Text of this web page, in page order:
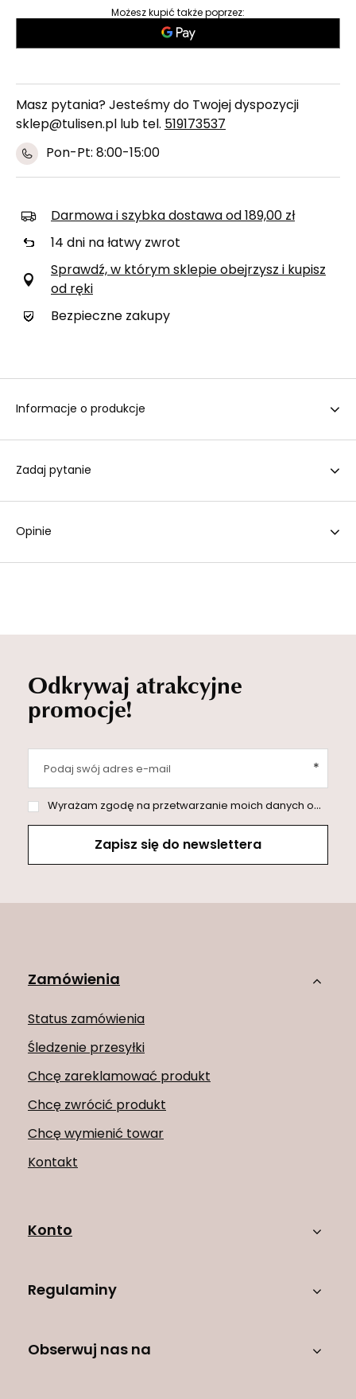
Możesz kupić także poprzez:
Masz pytania? Jesteśmy do Twojej dyspozycji
sklep@tulisen.pl lub tel. 519173537
Pon-Pt: 8:00-15:00
Darmowa i szybka dostawa od 189,00 zł
14 dni na łatwy zwrot
Sprawdź, w którym sklepie obejrzysz i kupisz
od ręki
Bezpieczne zakupy
Informacje o produkcje
Zadaj pytanie
Opinie
Odkrywaj atrakcyjne
promocje!
Podaj swój adres e-mail
Wyrażam zgodę na przetwarzanie moich danych osobowych (adres e-mail) na potrzeby wysyłki newslettera z informacją handlową (marketing). Więcej w
Zapisz się do newslettera
Zamówienia
Status zamówienia
Śledzenie przesyłki
Chcę zareklamować produkt
Chcę zwrócić produkt
Chcę wymienić towar
Kontakt
Konto
Regulaminy
Obserwuj nas na